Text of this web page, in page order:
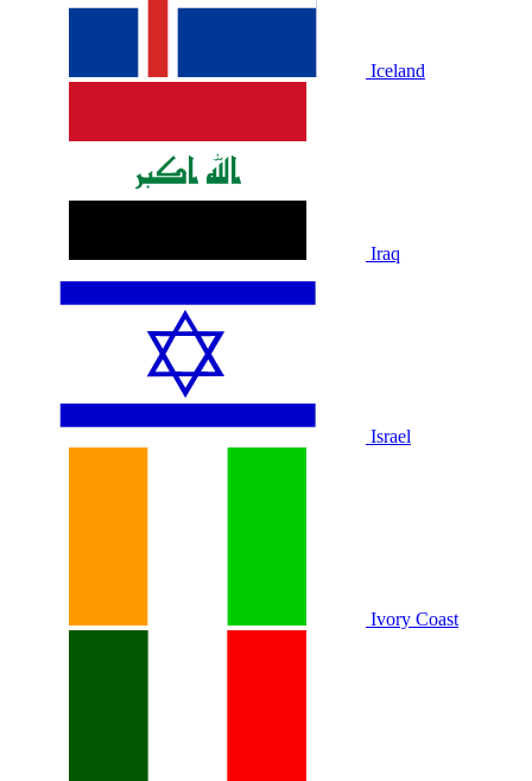
Iceland
Iraq
Israel
Ivory Coast